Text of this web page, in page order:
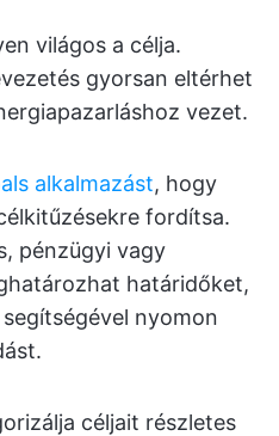
világos a célja.
gyorsan eltérhet
vezet.
alkalmazást, hogy
fordítsa.
pénzügyi vagy
határidőket,
nyomon
céljait részletes